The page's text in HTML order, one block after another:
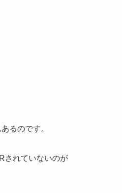
るのです。
されていないのが